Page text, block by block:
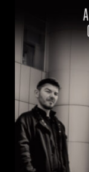
Виконавці:
Дудко (Бас,